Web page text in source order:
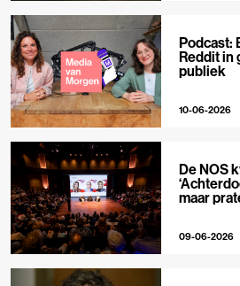
Podcast:
Reddit in
publiek
10-06-2026
De NOS
maar
09-06-2026